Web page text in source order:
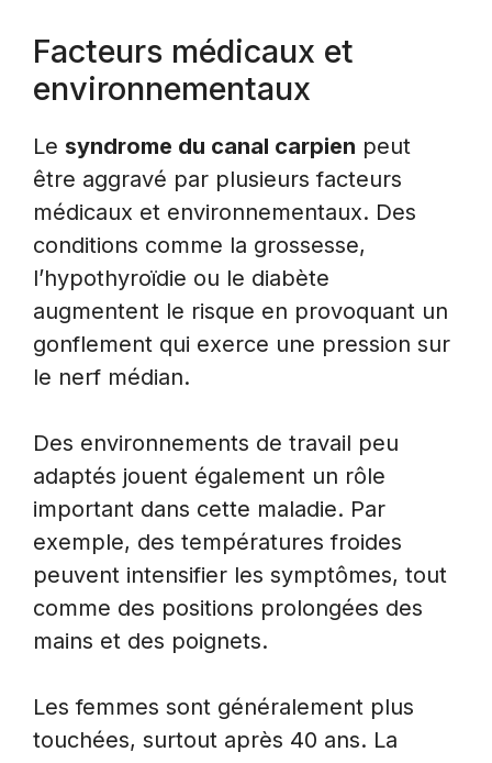
Facteurs médicaux et
environnementaux
Le syndrome du canal carpien peut
être aggravé par plusieurs facteurs
médicaux et environnementaux. Des
conditions comme la grossesse,
l’hypothyroïdie ou le diabète
augmentent le risque en provoquant un
gonflement qui exerce une pression sur
le nerf médian.
Des environnements de travail peu
adaptés jouent également un rôle
important dans cette maladie. Par
exemple, des températures froides
peuvent intensifier les symptômes, tout
comme des positions prolongées des
mains et des poignets.
Les femmes sont généralement plus
touchées, surtout après 40 ans. La